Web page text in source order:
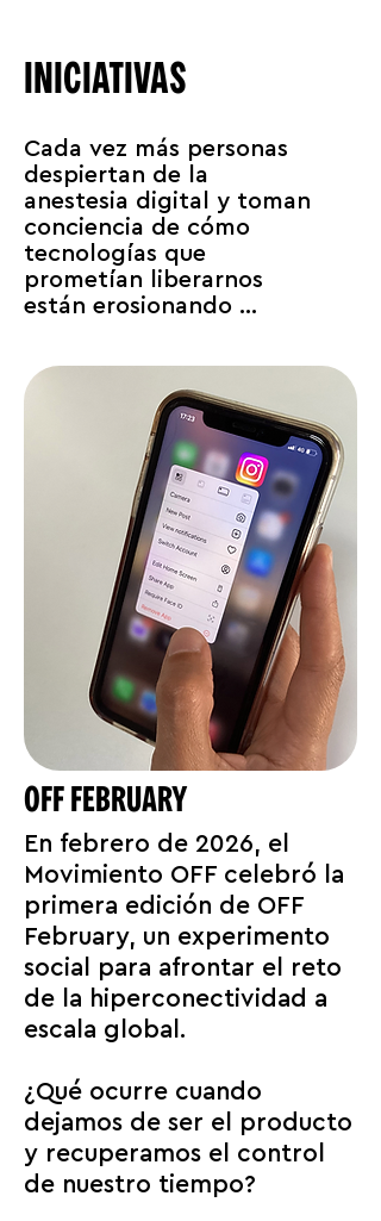
INICIATIVAS
Cada vez más personas
despiertan de la
anestesia digital y toman
conciencia de cómo
tecnologías que
prometían liberarnos
están erosionando
despertar en acciones
concretas para recuperar
el control sobre nuestro
tiempo, nuestra atención
y nuestras decisiones.
OFF FEBRUARY
En febrero de 2026, el
Movimiento OFF celebró la
primera edición de OFF
February, un experimento
social para afrontar el reto
de la hiperconectividad a
escala global.
¿Qué ocurre cuando
dejamos de ser el producto
y recuperamos el control
de nuestro tiempo?